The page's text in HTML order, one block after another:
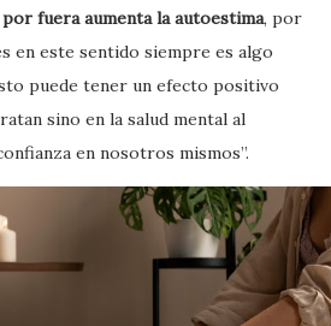
fuera aumenta la autoestima, por
en este sentido siempre es algo
puede tener un efecto positivo
sino en la salud mental al
en nosotros mismos”.